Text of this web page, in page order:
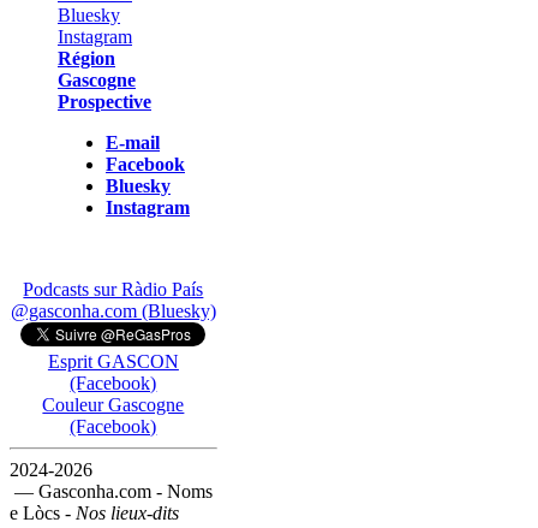
Région
Gascogne
Prospective
E-mail
Facebook
Bluesky
Instagram
Podcasts sur Ràdio País
@gasconha.com (Bluesky)
Esprit GASCON
(Facebook)
Couleur Gascogne
(Facebook)
2024-2026
— Gasconha.com - Noms
e Lòcs - Nos lieux-dits